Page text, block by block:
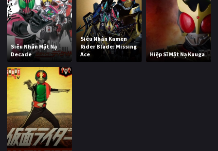
Siêu Nhân Mặt Nạ
Decade
Siêu Nhân Kamen
Rider Blade: Missing
Ace
Hiệp Sĩ Mặt Nạ Kuuga